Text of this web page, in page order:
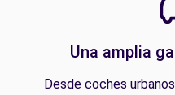
Una amplia
Desde coches